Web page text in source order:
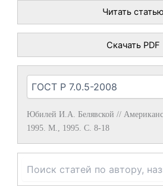
Читать статью
Скачать PDF
Юбилей И.А. Белявской //
1995. М., 1995. С. 8-18